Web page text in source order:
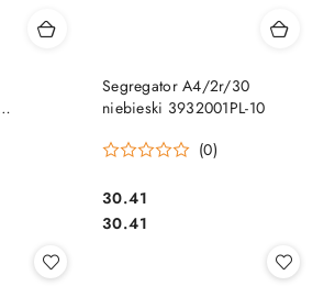
Segregator A4/2r/30
niebieski 3932001PL-10
(0)
Cena:
30.41
Cena:
30.41